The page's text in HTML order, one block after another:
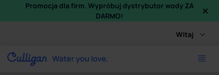
Promocja dla firm. Wypróbuj dystrybutor wody ZA
DARMO!
×
Witaj